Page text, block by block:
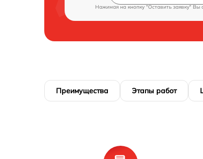
Нажимая на кнопку "Оставить заявку" Вы
Преимущества Этапы работ